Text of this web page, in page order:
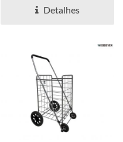
Rotação Fornecedor
para a cadeia de
Detalhes